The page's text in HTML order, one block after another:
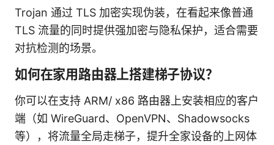
Trojan 通过 TLS 加密实现伪装，在看起来像普通
TLS 流量的同时提供强加密与隐私保护，适合需要
对抗检测的场景。
如何在家用路由器上搭建梯子协议？
你可以在支持 ARM/ x86 路由器上安装相应的客户
端（如 WireGuard、OpenVPN、Shadowsocks
等），将流量全局走梯子，提升全家设备的上网体